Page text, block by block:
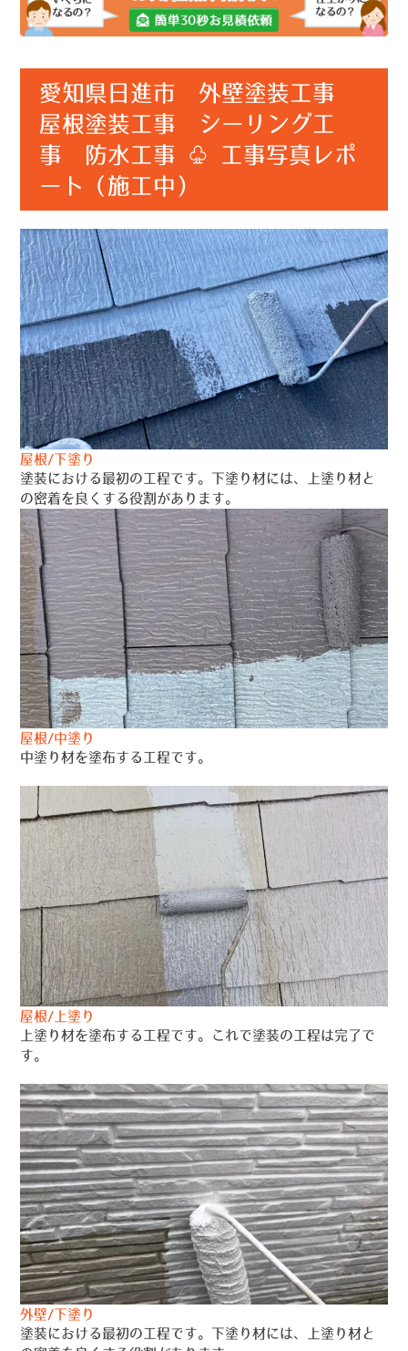
愛知県日進市 外壁塗装工事
屋根塗装工事 シーリング工
事 防水工事 ♧ 工事写真レポ
ート（施工中）
屋根/下塗り
塗装における最初の工程です。下塗り材には、上塗り材と
の密着を良くする役割があります。
屋根/中塗り
中塗り材を塗布する工程です。
屋根/上塗り
上塗り材を塗布する工程です。これで塗装の工程は完了で
す。
外壁/下塗り
塗装における最初の工程です。下塗り材には、上塗り材と